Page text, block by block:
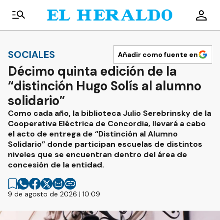
SOCIALES Añadir como fuente en
Décimo quinta edición de la
“distinción Hugo Solís al alumno
solidario”
Como cada año, la biblioteca Julio Serebrinsky de la
Cooperativa Eléctrica de Concordia, llevará a cabo
el acto de entrega de “Distinción al Alumno
Solidario” donde participan escuelas de distintos
niveles que se encuentran dentro del área de
concesión de la entidad.
9 de agosto de 2026 | 10:09